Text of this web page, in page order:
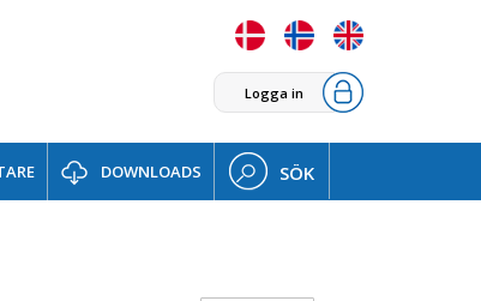
Logga in
DOWNLOADS SÖK